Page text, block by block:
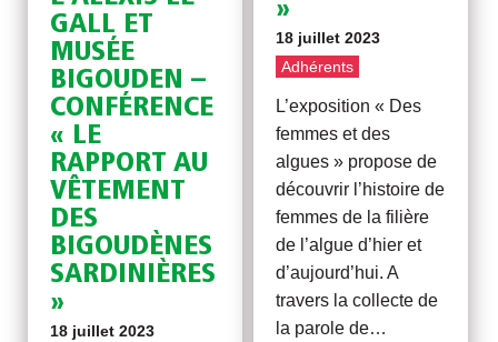
GALL ET
MUSÉE
BIGOUDEN –
CONFÉRENCE
« LE
RAPPORT AU
VÊTEMENT
DES
BIGOUDÈNES
SARDINIÈRES
»
18 juillet 2023
»
18 juillet 2023
Adhérents
L’exposition « Des
femmes et des
algues » propose de
découvrir l’histoire de
femmes de la filière
de l’algue d’hier et
d’aujourd’hui. A
travers la collecte de
la parole de…